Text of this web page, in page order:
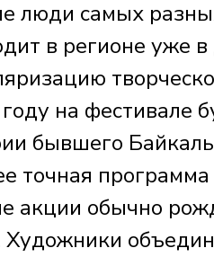
люди самых
в регионе уже
на фестивале
бывшего
точная
акции обычно